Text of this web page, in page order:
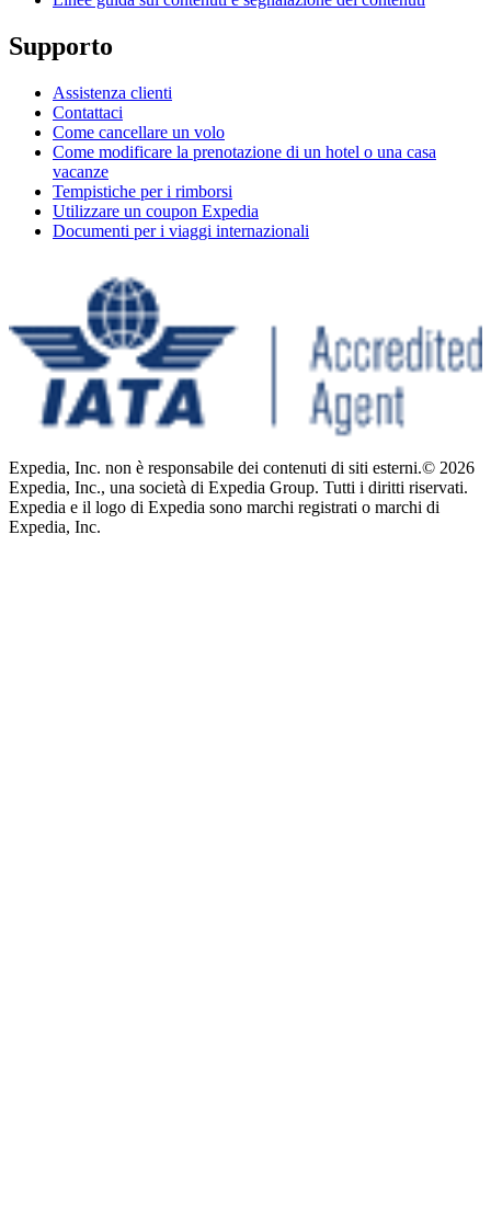
Supporto
Assistenza clienti
Contattaci
Come cancellare un volo
Come modificare la prenotazione di un hotel o una casa
vacanze
Tempistiche per i rimborsi
Utilizzare un coupon Expedia
Documenti per i viaggi internazionali
Expedia, Inc. non è responsabile dei contenuti di siti esterni.© 2026
Expedia, Inc., una società di Expedia Group. Tutti i diritti riservati.
Expedia e il logo di Expedia sono marchi registrati o marchi di
Expedia, Inc.